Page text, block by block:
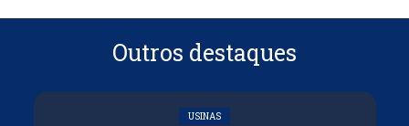
Outros destaques
USINAS